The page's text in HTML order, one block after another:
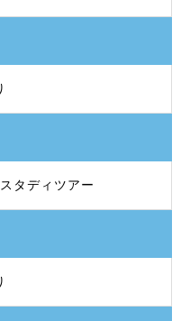
タディツアー